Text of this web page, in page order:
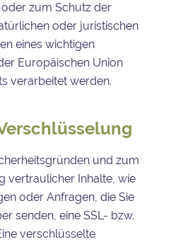
zum Schutz der
oder juristischen
eines wichtigen
Europäischen Union
verarbeitet werden.
und zum
vertraulicher Inhalte, wie
oder Anfragen, die Sie
senden, eine SSL- bzw.
verschlüsselte